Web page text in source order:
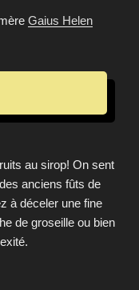
Gaius Helen
au sirop! On sent
anciens fûts de
à déceler une fine
de groseille ou bien